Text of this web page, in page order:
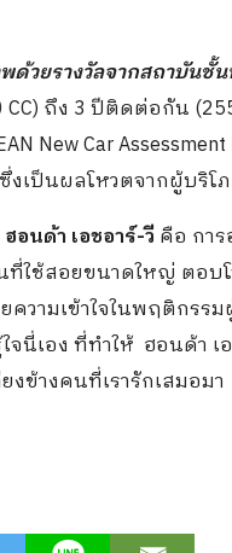
วยรางวัลจากสถาบันชั้น
CC) ถึง 3 ปีติดต่อกัน
New Car
ซึ่งเป็นผลโหวตจากผู้บริโ
ฮอนด้า เอชอาร์-วี คือ กา
ใช้สอยขนาดใหญ่ ตอบ
วามเข้าใจในพฤติกรร
นี่เอง ที่ทำให้ ฮอนด้า เ
งข้างคนที่เรารักเสมอมา